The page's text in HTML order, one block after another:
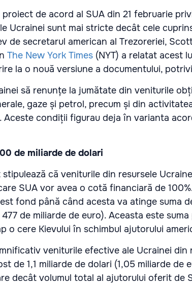
de acord al SUA din 21 februarie
Ucrainei sunt mai stricte decât cele
de secretarul american al Trezoreriei,
The New York Times (NYT) a relatat acest
la o nouă versiune a documentului,
să renunțe la jumătate din veniturile
gaze și petrol, precum și din
condiții figurau deja în varianta
de miliarde de dolari
că veniturile din resursele
SUA vor avea o cotă financiară de
fond până când acesta va atinge suma
de miliarde de euro). Aceasta este suma
o cere Kievului în schimbul ajutorului
veniturile efective ale Ucrainei din
de 1,1 miliarde de dolari (1,05 miliarde de
decât volumul total al ajutorului oferit de